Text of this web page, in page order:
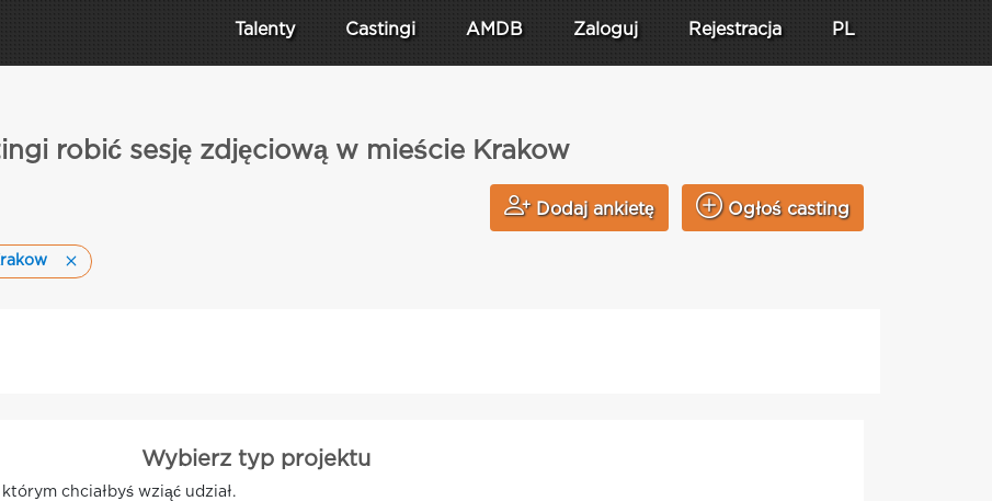
Talenty Castingi AMDB Zaloguj Rejestracja PL
robić sesję zdjęciową w mieście Krakow
Dodaj ankietę Ogłoś casting
Wybierz typ projektu
chciałbyś wziąć udział.